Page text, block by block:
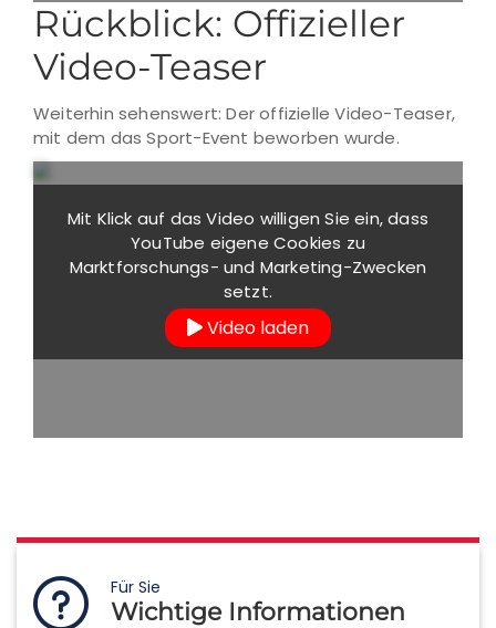
Rückblick: Offizieller
Video-Teaser
Weiterhin sehenswert: Der offizielle Video-Teaser,
mit dem das Sport-Event beworben wurde.
Mit Klick auf das Video willigen Sie ein, dass
YouTube eigene Cookies zu
Marktforschungs- und Marketing-Zwecken
setzt.
mehr erfahren
Video laden
Für Sie
Wichtige Informationen